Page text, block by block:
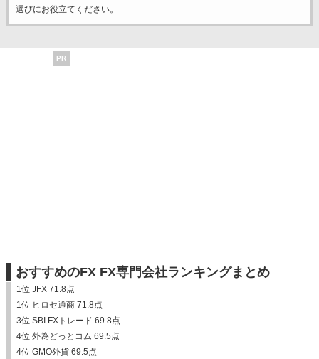
選びにお役立てください。
PR
おすすめのFX FX専門会社ランキングまとめ
1位 JFX 71.8点
1位 ヒロセ通商 71.8点
3位 SBI FXトレード 69.8点
4位 外為どっとコム 69.5点
4位 GMO外貨 69.5点